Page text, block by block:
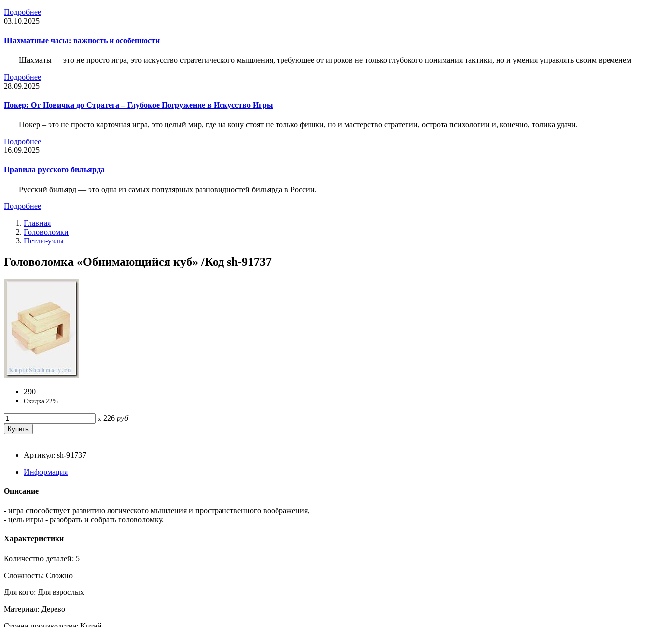
Подробнее
03.10.2025
Шахматные часы: важность и особенности
Шахматы — это не просто игра, это искусство стратегического мышления, требующее от игроков не только глубокого понимания тактики, но и умения управлять своим временем
Подробнее
28.09.2025
Покер: От Новичка до Стратега – Глубокое Погружение в Искусство Игры
Покер – это не просто карточная игра, это целый мир, где на кону стоят не только фишки, но и мастерство стратегии, острота психологии и, конечно, толика удачи.
Подробнее
16.09.2025
Правила русского бильярда
Русский бильярд — это одна из самых популярных разновидностей бильярда в России.
Подробнее
Главная
Головоломки
Петли-узлы
Головоломка «Обнимающийся куб» /Код sh-91737
290
Скидка 22%
x 226 руб
Артикул: sh-91737
Информация
Описание
- игра способствует развитию логического мышления и пространственного воображения,
- цель игры - разобрать и собрать головоломку.
Характеристики
Количество деталей: 5
Сложность: Сложно
Для кого: Для взрослых
Материал: Дерево